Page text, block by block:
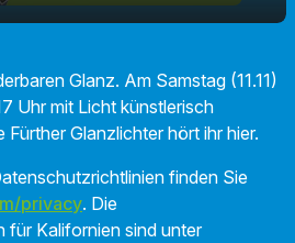
01:22
Glanz. Am Samstag (11.11)
Uhr mit Licht künstlerisch
Fürther Glanzlichter hört ihr hier.
finden Sie
privacy. Die
für Kalifornien sind unter